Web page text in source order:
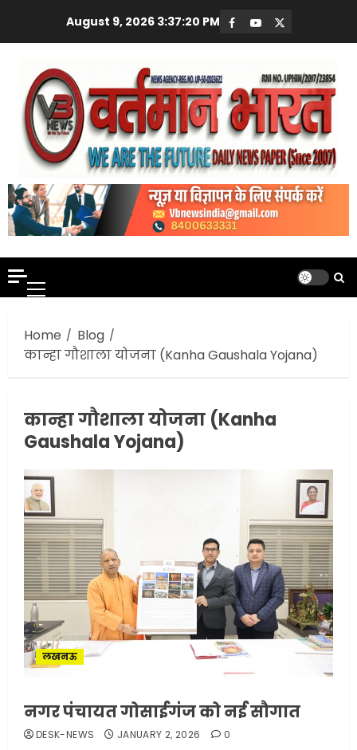
content
August 9, 20263:37:21 PM Facebook
Youtube
X
Primary
Menu
Home
Blog
कान्हा गौशाला योजना (Kanha Gaushala Yojana)
कान्हा गौशाला योजना (Kanha
Gaushala Yojana)
लखनऊ
नगर पंचायत गोसाईगंज को नई सौगात
DESK-NEWS JANUARY 2, 2026 0
3
जनता का अपमान ज्यादा? जनता के
टैक्स पर वेतन, फिर जनता से अभद्र
4
अमेरिका ने फिर से ईरान को युद्ध
समाप्त करने के लिए भेजी अपनी 5
शर्तें
MAY 18, 2026 0
भारत-अमेरिका व्यापार समझौता
ट्रंप ने किया एलान